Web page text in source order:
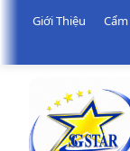
Giới Thiệu